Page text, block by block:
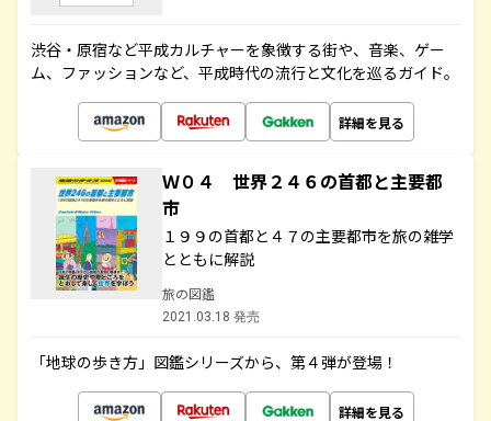
渋谷・原宿など平成カルチャーを象徴する街や、音楽、ゲー
ム、ファッションなど、平成時代の流行と文化を巡るガイド。
詳細を見る
Ｗ０４ 世界２４６の首都と主要都
市
１９９の首都と４７の主要都市を旅の雑学
とともに解説
旅の図鑑
2021.03.18 発売
「地球の歩き方」図鑑シリーズから、第４弾が登場！
詳細を見る